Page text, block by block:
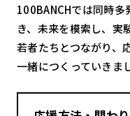
100BANCHでは同時
き、未来を模索し、実
若者たちとつながり、
一緒につくっていきま